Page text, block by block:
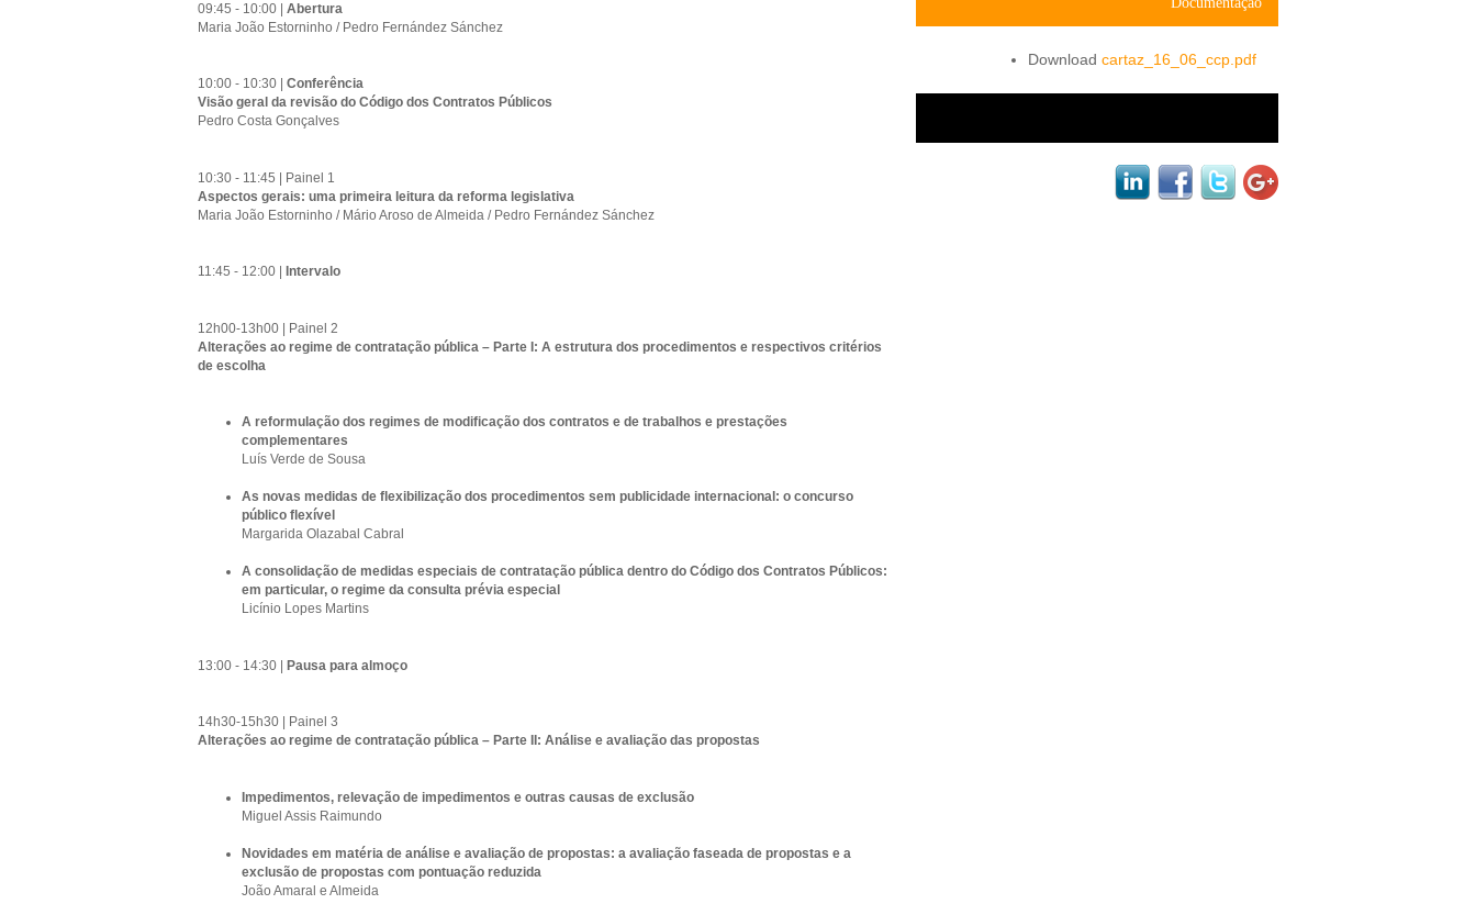
09:45 - 10:00 | Abertura
Maria João Estorninho / Pedro Fernández Sánchez
10:00 - 10:30 | Conferência
Visão geral da revisão do Código dos Contratos Públicos
Pedro Costa Gonçalves
10:30 - 11:45 | Painel 1
Aspectos gerais: uma primeira leitura da reforma legislativa
Maria João Estorninho / Mário Aroso de Almeida / Pedro Fernández Sánchez
11:45 - 12:00 | Intervalo
12h00-13h00 | Painel 2
Alterações ao regime de contratação pública – Parte I: A estrutura dos procedimentos e respectivos critérios
de escolha
A reformulação dos regimes de modificação dos contratos e de trabalhos e prestações
complementares
Luís Verde de Sousa
As novas medidas de flexibilização dos procedimentos sem publicidade internacional: o concurso
público flexível
Margarida Olazabal Cabral
A consolidação de medidas especiais de contratação pública dentro do Código dos Contratos Públicos:
em particular, o regime da consulta prévia especial
Licínio Lopes Martins
13:00 - 14:30 | Pausa para almoço
14h30-15h30 | Painel 3
Alterações ao regime de contratação pública – Parte II: Análise e avaliação das propostas
Impedimentos, relevação de impedimentos e outras causas de exclusão
Miguel Assis Raimundo
Novidades em matéria de análise e avaliação de propostas: a avaliação faseada de propostas e a
exclusão de propostas com pontuação reduzida
João Amaral e Almeida
cartaz_16_06_ccp.pdf